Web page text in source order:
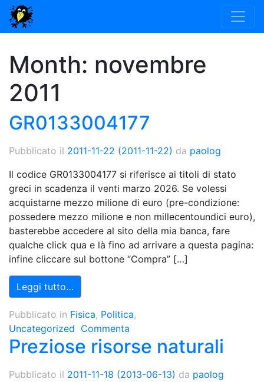
Month: novembre
2011
GR0133004177
Pubblicato il 2011-11-22 (2011-11-22) da paolog
Il codice GR0133004177 si riferisce ai titoli di stato
greci in scadenza il venti marzo 2026. Se volessi
acquistarne mezzo milione di euro (pre-condizione:
possedere mezzo milione e non millecentoundici euro),
basterebbe accedere al sito della mia banca, fare
qualche click qua e là fino ad arrivare a questa pagina:
infine cliccare sul bottone “Compra” […]
Leggi tutto…
Pubblicato in Fisica, Politica,
Uncategorized Commenta
Preziose risorse naturali
Pubblicato il 2011-11-18 (2013-06-13) da paolog